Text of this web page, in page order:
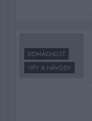
DOMÁCNOSŤ
TIPY A NÁVODY